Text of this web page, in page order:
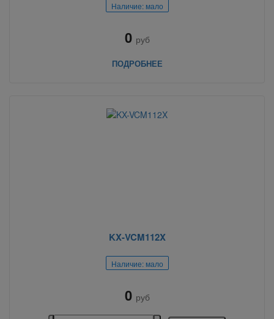
Наличие: мало
0 руб
ПОДРОБНЕЕ
KX-VCM112X
Наличие: мало
0 руб